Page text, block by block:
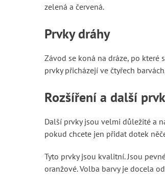
zelená a červená.
Prvky dráhy
Závod se koná na dráze, po které
prvky přicházejí ve čtyřech
Rozšíření a další
Další prvky jsou velmi důležité a
pokud chcete jen přidat dotek
Tyto prvky jsou kvalitní. Jsou
oranžové. Volba barvy je docela